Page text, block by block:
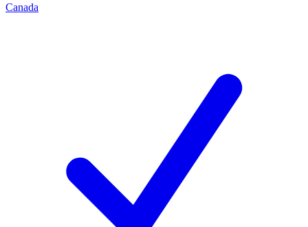
Canada